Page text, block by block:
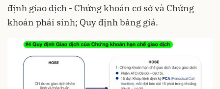
định giao dịch - Chứng khoán cơ sở và Chứng
khoán phái sinh; Quy định bảng giá.